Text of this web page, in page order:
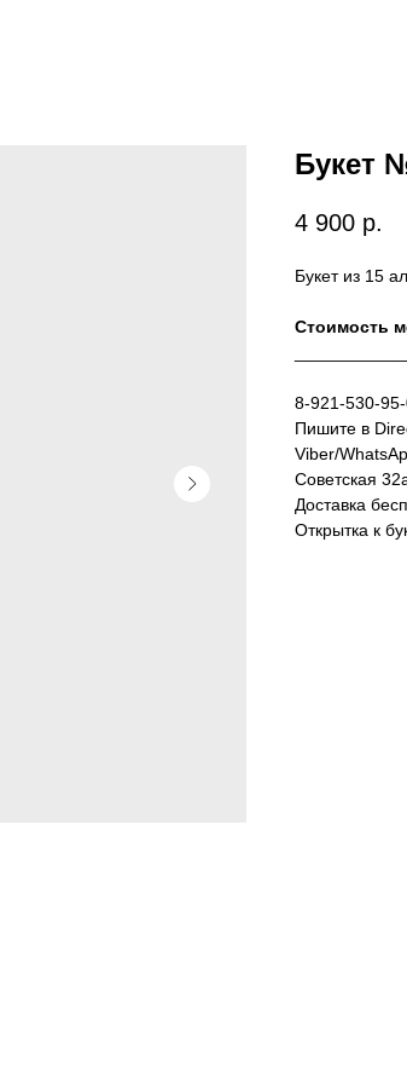
Букет
4 900 р.
Букет из 15
Стоимость
8-921-530-
Пишите в
Viber/
Советская
Доставка
Открытка к